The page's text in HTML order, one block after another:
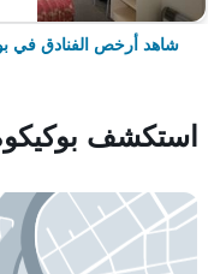
شاهد أرخص الفنادق في
استكشف